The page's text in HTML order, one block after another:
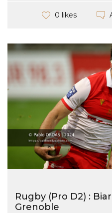
0 likes
Rugby (Pro D2) :
Grenoble